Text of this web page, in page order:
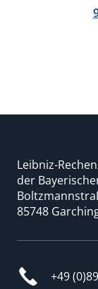
Leibniz-
der
85748
+49